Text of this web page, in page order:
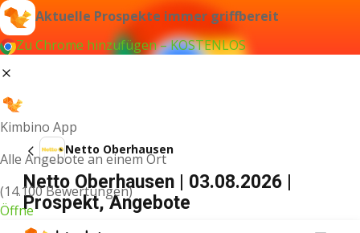
Aktuelle Prospekte immer griffbereit
Zu Chrome hinzufügen – KOSTENLOS
Kimbino App
Alle Angebote an einem Ort
(14.100 Bewertungen)
Öffne
Netto Oberhausen
Netto Oberhausen | 03.08.2026 |
Prospekt, Angebote